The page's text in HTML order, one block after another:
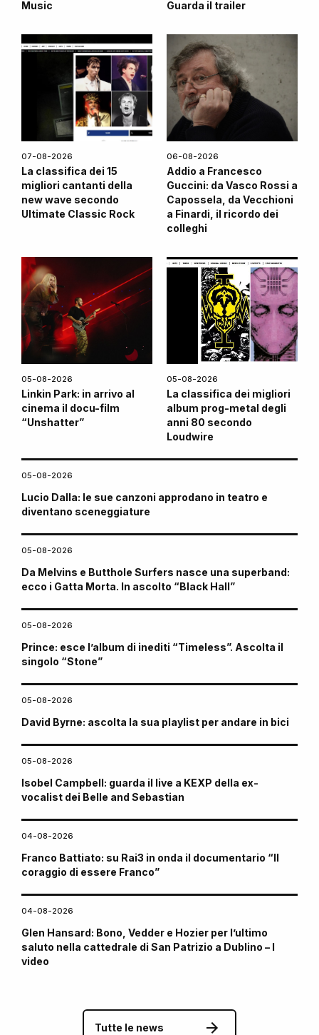
Music Guarda il trailer
07-08-2026
La classifica dei 15
migliori cantanti della
new wave secondo
Ultimate Classic Rock
06-08-2026
Addio a Francesco
Guccini: da Vasco Rossi a
Capossela, da Vecchioni
a Finardi, il ricordo dei
colleghi
05-08-2026
Linkin Park: in arrivo al
cinema il docu-film
“Unshatter”
05-08-2026
La classifica dei migliori
album prog-metal degli
anni 80 secondo
Loudwire
05-08-2026
Lucio Dalla: le sue canzoni approdano in teatro e
diventano sceneggiature
05-08-2026
Da Melvins e Butthole Surfers nasce una superband:
ecco i Gatta Morta. In ascolto “Black Hall”
05-08-2026
Prince: esce l’album di inediti “Timeless”. Ascolta il
singolo “Stone”
05-08-2026
David Byrne: ascolta la sua playlist per andare in bici
05-08-2026
Isobel Campbell: guarda il live a KEXP della ex-
vocalist dei Belle and Sebastian
04-08-2026
Franco Battiato: su Rai3 in onda il documentario “Il
coraggio di essere Franco”
04-08-2026
Glen Hansard: Bono, Vedder e Hozier per l’ultimo
saluto nella cattedrale di San Patrizio a Dublino – I
video
Tutte le news